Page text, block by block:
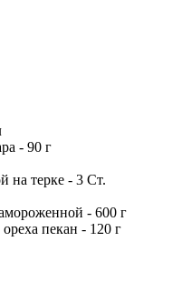
- 90 г
на терке - 3 Ст.
- 600 г
пекан - 120 г